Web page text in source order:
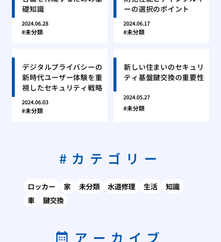
礎知識
2024.06.28
未分類
ーの選択のポイント
2024.06.17
未分類
デジタルプライバシーの
新時代ユーザー体験を重
視したセキュリティ戦略
2024.06.03
未分類
新しい住まいのセキュリ
ティ基盤鍵交換の重要性
2024.05.27
未分類
カテゴリー
ロッカー 家 未分類 水道修理 生活
知識
車
鍵交換
アーカイブ